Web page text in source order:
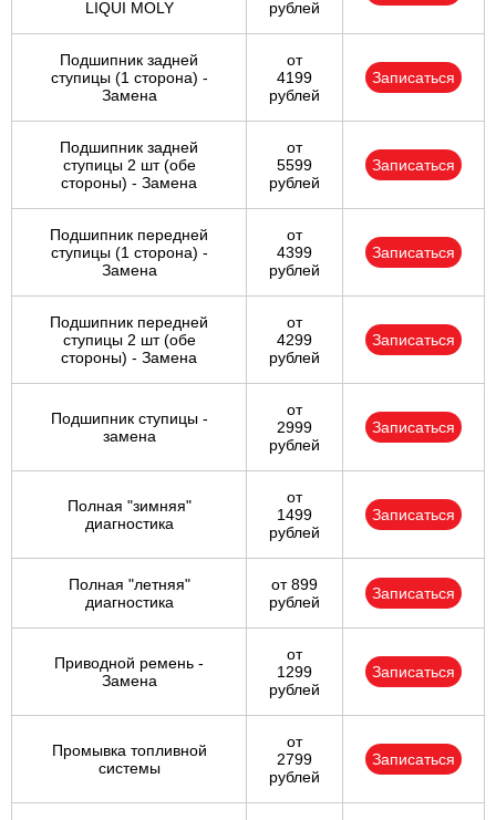
LIQUI MOLY рублей
Подшипник задней
ступицы (1 сторона) -
Замена
от
4199
рублей
Записаться
Подшипник задней
ступицы 2 шт (обе
стороны) - Замена
от
5599
рублей
Записаться
Подшипник передней
ступицы (1 сторона) -
Замена
от
4399
рублей
Записаться
Подшипник передней
ступицы 2 шт (обе
стороны) - Замена
от
4299
рублей
Записаться
Подшипник ступицы -
замена
от
2999
рублей
Записаться
Полная "зимняя"
диагностика
от
1499
рублей
Записаться
Полная "летняя"
диагностика
от 899
рублей
Записаться
Приводной ремень -
Замена
от
1299
рублей
Записаться
Промывка топливной
системы
от
2799
рублей
Записаться